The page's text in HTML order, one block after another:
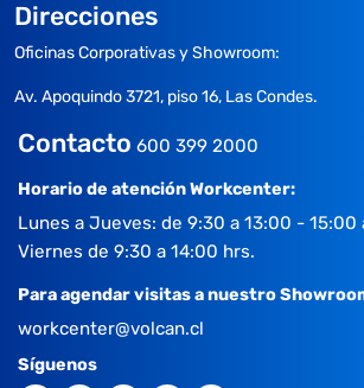
Direcciones
Oficinas Corporativas y Showroom:
Av. Apoquindo 3721, piso 16, Las Condes.
Contacto 600 399 2000
Horario de atención Workcenter:
Lunes a Jueves: de 9:30 a 13:00 - 15:00
Viernes de 9:30 a 14:00 hrs.
Para agendar visitas a nuestro
workcenter@volcan.cl
Síguenos